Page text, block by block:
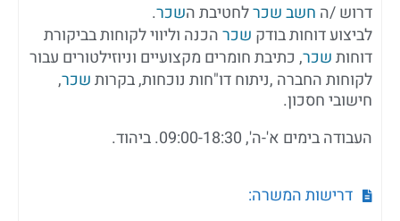
דרוש /ה חשב שכרלחטיבת השכר.
לביצוע דוחות בודק שכרהכנה וליווי לקוחות בביקורת
דוחותשכר, כתיבת חומרים מקצועיים וניוזילטורים עבור
לקוחות החברה ,ניתוח דו"חות נוכחות, בקרותשכר,
חישובי חסכון.
העבודה בימים א'-ה', 09:00-18:30. ביהוד.
דרישות המשרה: